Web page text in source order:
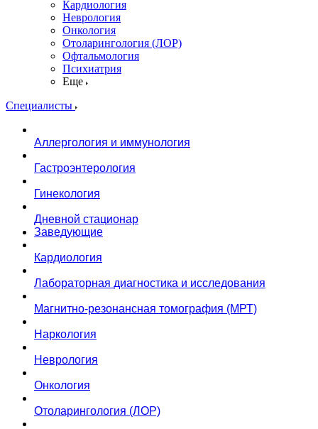
Кардиология
Неврология
Онкология
Отоларингология (ЛОР)
Офтальмология
Психиатрия
Еще
Специалисты
Аллергология и иммунология
Гастроэнтерология
Гинекология
Дневной стационар
Заведующие
Кардиология
Лабораторная диагностика и исследования
Магнитно-резонансная томография (МРТ)
Наркология
Неврология
Онкология
Отоларингология (ЛОР)